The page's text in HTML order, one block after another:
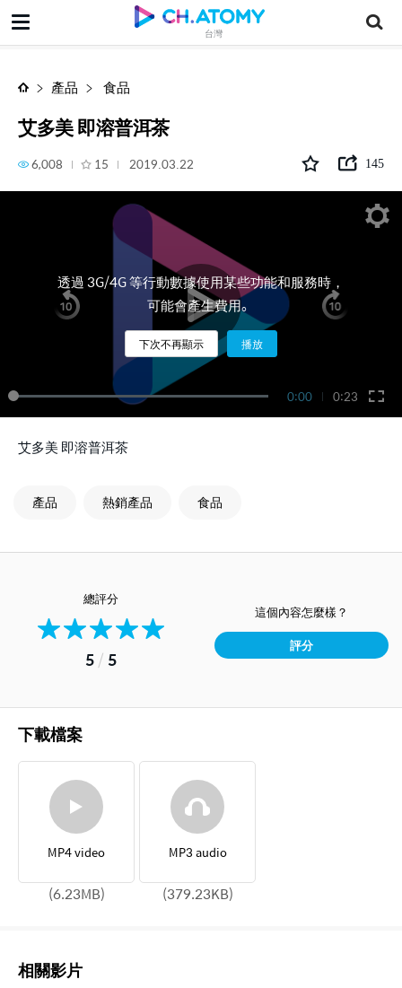
台灣
艾多美 即溶普洱茶
產品 食品
艾多美 即溶普洱茶
6,008 15 2019.03.22 145
0:00 0:23
透過 3G/4G 等行動數據使用某些功能和服務時，
可能會產生費用。
下次不再顯示 播放
艾多美 即溶普洱茶
產品 熱銷產品 食品
總評分
5/ 5
這個內容怎麼樣？
評分
下載檔案
MP4 video
(6.23MB)
MP3 audio
(379.23KB)
相關影片